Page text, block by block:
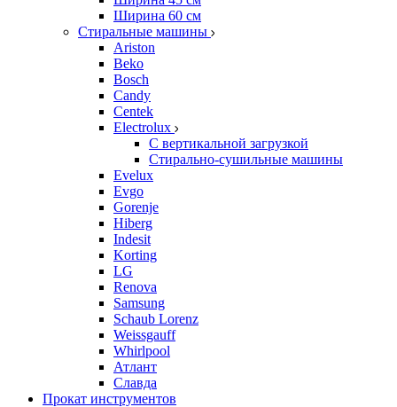
Ширина 60 см
Стиральные машины
Ariston
Beko
Bosch
Candy
Centek
Electrolux
С вертикальной загрузкой
Стирально-сушильные машины
Evelux
Evgo
Gorenje
Hiberg
Indesit
Korting
LG
Renova
Samsung
Schaub Lorenz
Weissgauff
Whirlpool
Атлант
Славда
Прокат инструментов